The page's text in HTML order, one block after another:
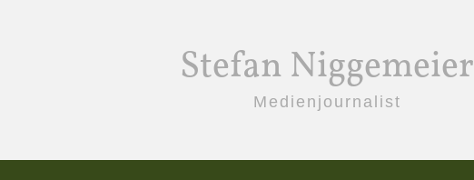
Stefan Niggemeier
Medienjournalist